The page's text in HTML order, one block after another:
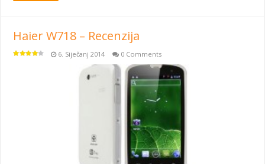
Haier W718 – Recenzija
6. Siječanj 2014 0 Comments